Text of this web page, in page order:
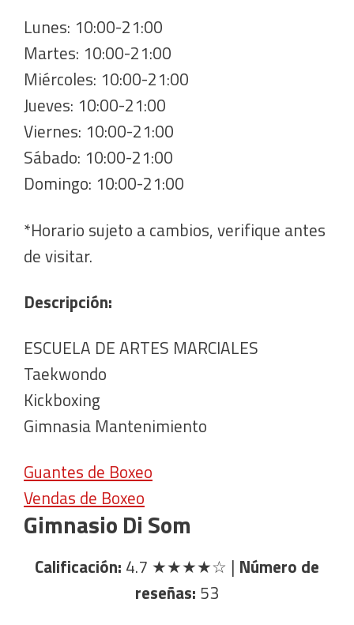
Lunes: 10:00-21:00
Martes: 10:00-21:00
Miércoles: 10:00-21:00
Jueves: 10:00-21:00
Viernes: 10:00-21:00
Sábado: 10:00-21:00
Domingo: 10:00-21:00
*Horario sujeto a cambios, verifique antes
de visitar.
Descripción:
ESCUELA DE ARTES MARCIALES
Taekwondo
Kickboxing
Gimnasia Mantenimiento
Guantes de Boxeo
Vendas de Boxeo
Gimnasio Di Som
Calificación: 4.7 ★★★★☆ | Número de
reseñas: 53